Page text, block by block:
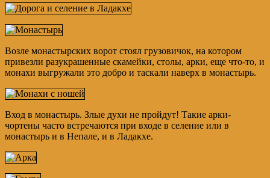
Возле монастырских ворот стоял грузовичок, на котором
привезли разукрашенные скамейки, столы, арки, еще что-то, и
монахи выгружали это добро и таскали наверх в монастырь.
Вход в монастырь. Злые духи не пройдут! Такие арки-
чортены часто встречаются при входе в селение или в
монастырь и в Непале, и в Ладакхе.